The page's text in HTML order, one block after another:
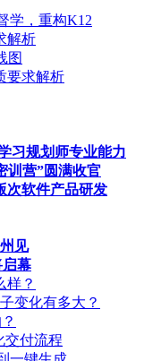
学，重构K12
解析
图
要求解析
习规划师专业能力
训营”圆满收官
次软件产品研发
见
幕
样？
变化有多大？
付流程